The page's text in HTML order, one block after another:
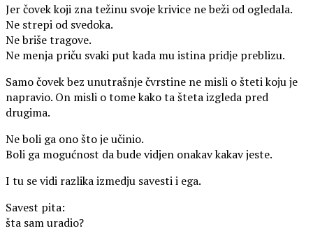
Jer čovek koji zna težinu svoje krivice ne beži od ogledala.
Ne strepi od svedoka.
Ne briše tragove.
Ne menja priču svaki put kada mu istina pridje preblizu.
Samo čovek bez unutrašnje čvrstine ne misli o šteti koju je
napravio. On misli o tome kako ta šteta izgleda pred
drugima.
Ne boli ga ono što je učinio.
Boli ga mogućnost da bude vidjen onakav kakav jeste.
I tu se vidi razlika izmedju savesti i ega.
Savest pita:
šta sam uradio?